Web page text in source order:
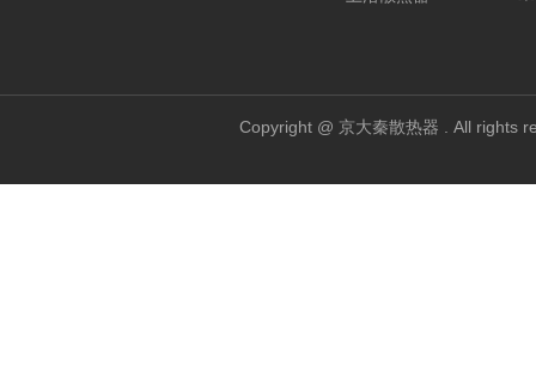
Copyright @ 京大秦散热器 . All rights